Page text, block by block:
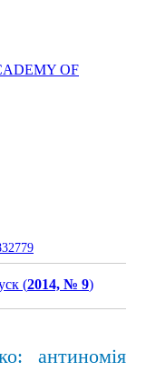
OF
(2014, № 9)
антиномія